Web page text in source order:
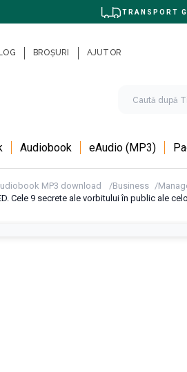
TRANSPORT
BROȘURI AJUTOR
Audiobook eAudio (MP3)
MP3 download Business
Cele 9 secrete ale vorbitului în public ale